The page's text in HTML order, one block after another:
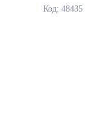
Код: 48435